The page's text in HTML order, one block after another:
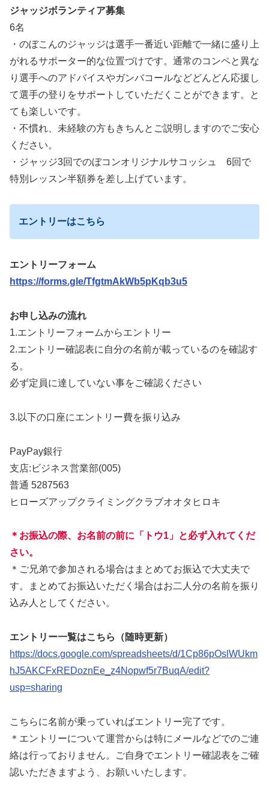
ジャッジボランティア募集
6名
・のぼこんのジャッジは選手一番近い距離で一緒に盛り上
がれるサポーター的な位置づけです。通常のコンペと異な
り選手へのアドバイスやガンバコールなどどんどん応援し
て選手の登りをサポートしていただくことができます。と
ても楽しいです。
・不慣れ、未経験の方もきちんとご説明しますのでご安心
ください。
・ジャッジ3回でのぼコンオリジナルサコッシュ 6回で
特別レッスン半額券を差し上げています。
エントリーはこちら
エントリーフォーム
https://forms.gle/TfgtmAkWb5pKqb3u5
お申し込みの流れ
1.エントリーフォームからエントリー
2.エントリー確認表に自分の名前が載っているのを確認す
る。
必ず定員に達していない事をご確認ください
3.以下の口座にエントリー費を振り込み
PayPay銀行
支店:ビジネス営業部(005)
普通 5287563
ヒローズアップクライミングクラブオオタヒロキ
＊お振込の際、お名前の前に「トウ1」と必ず入れてくだ
さい。
＊ご兄弟で参加される場合はまとめてお振込で大丈夫で
す。まとめてお振込いただく場合はお二人分の名前を振り
込み人としてください。
エントリー一覧はこちら（随時更新）
https://docs.google.com/spreadsheets/d/1Cp86pOslWUkm
hJ5AKCFxREDoznEe_z4Nopwf5r7BuqA/edit?
usp=sharing
こちらに名前が乗っていればエントリー完了です。
＊エントリーについて運営からは特にメールなどでのご連
絡は行っておりません。ご自身でエントリー確認表をご確
認いただきますよう、お願いいたします。